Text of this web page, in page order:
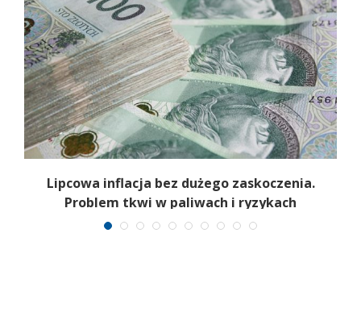
Lipcowa inflacja bez dużego zaskoczenia.
Problem tkwi w paliwach i ryzykach
surowcowych